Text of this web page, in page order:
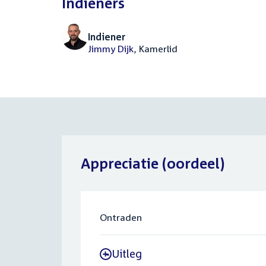
Indiener
Jimmy Dijk, Kamerlid
Appreciatie (oordeel)
Ontraden
- Uitleg